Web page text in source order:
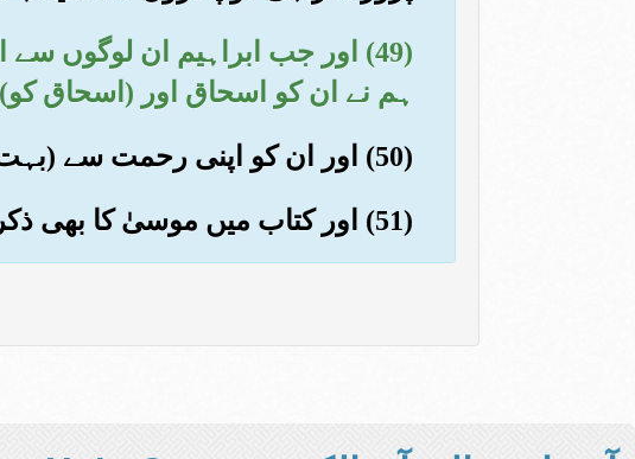
(49) اور جب ابراہیم ان لوگوں
ہم نے ان کو اسحاق اور (اسحاق
(50) اور ان کو اپنی رحمت سے (بہت سی چیزیں) عنایت کیں۔ اور ان کا ذکر جمیل بلند کیا
(51) اور کتاب میں موسیٰ کا بھی ذکر کرو۔ بےشک وہ (ہمارے) برگزیدہ اور پیغمبر مُرسل تھے